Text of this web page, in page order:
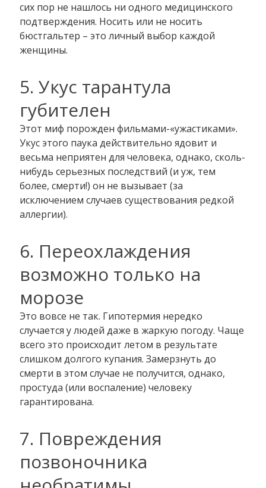
сих пор не нашлось ни одного медицинского
подтверждения. Носить или не носить
бюстгальтер – это личный выбор каждой
женщины.
5. Укус тарантула
губителен
Этот миф порожден фильмами-«ужастиками».
Укус этого паука действительно ядовит и
весьма неприятен для человека, однако, сколь-
нибудь серьезных последствий (и уж, тем
более, смерти!) он не вызывает (за
исключением случаев существования редкой
аллергии).
6. Переохлаждения
возможно только на
морозе
Это вовсе не так. Гипотермия нередко
случается у людей даже в жаркую погоду. Чаще
всего это происходит летом в результате
слишком долгого купания. Замерзнуть до
смерти в этом случае не получится, однако,
простуда (или воспаление) человеку
гарантирована.
7. Повреждения
позвоночника